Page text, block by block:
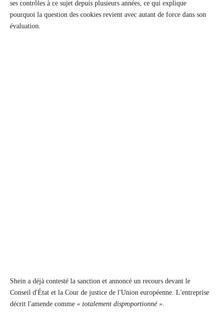
ses contrôles à ce sujet depuis plusieurs années, ce qui explique
pourquoi la question des cookies revient avec autant de force dans son
évaluation.
Shein a déjà contesté la sanction et annoncé un recours devant le
Conseil d'État et la Cour de justice de l'Union européenne. L'entreprise
décrit l'amende comme « totalement disproportionné ».